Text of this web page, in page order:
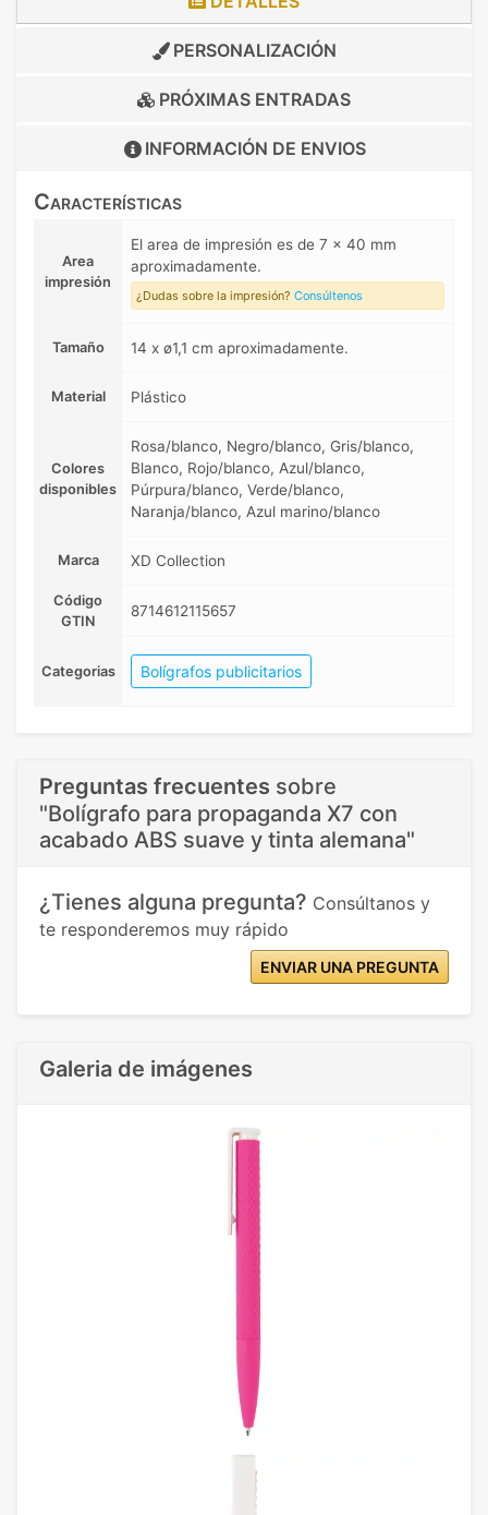
PERSONALIZACIÓN
PRÓXIMAS ENTRADAS
INFORMACIÓN DE ENVIOS
Características
Area
impresión
El area de impresión es de 7 x 40 mm
aproximadamente.
¿Dudas sobre la impresión? Consúltenos
Tamaño 14 x ø1,1 cm aproximadamente.
Material Plástico
Colores
disponibles
Rosa/blanco, Negro/blanco, Gris/blanco,
Blanco, Rojo/blanco, Azul/blanco,
Púrpura/blanco, Verde/blanco,
Naranja/blanco, Azul marino/blanco
Marca XD Collection
Código
GTIN
8714612115657
Categorias Bolígrafos publicitarios
Preguntas frecuentes sobre
"Bolígrafo para propaganda X7 con
acabado ABS suave y tinta alemana"
¿Tienes alguna pregunta? Consúltanos y
te responderemos muy rápido
ENVIAR UNA PREGUNTA
Galeria de imágenes